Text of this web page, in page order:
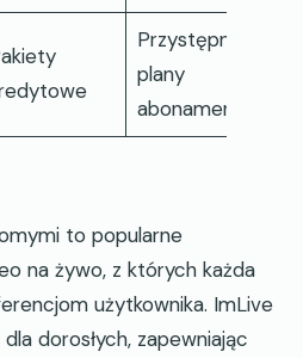
Przystępne
plany
abonamentowe
to popularne
na żywo, z których każda
użytkownika. ImLive
dorosłych, zapewniając